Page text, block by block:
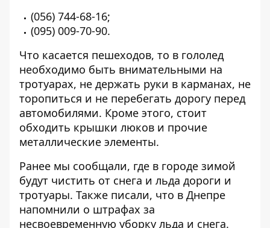
(056) 744-68-16;
(095) 009-70-90.
Что касается пешеходов, то в гололед
необходимо быть внимательными на
тротуарах, не держать руки в карманах, не
торопиться и не перебегать дорогу перед
автомобилями. Кроме этого, стоит
обходить крышки люков и прочие
металлические элементы.
Ранее мы сообщали, где в городе зимой
будут чистить от снега и льда дороги и
тротуары. Также писали, что в Днепре
напомнили о штрафах за
несвоевременную уборку льда и снега.